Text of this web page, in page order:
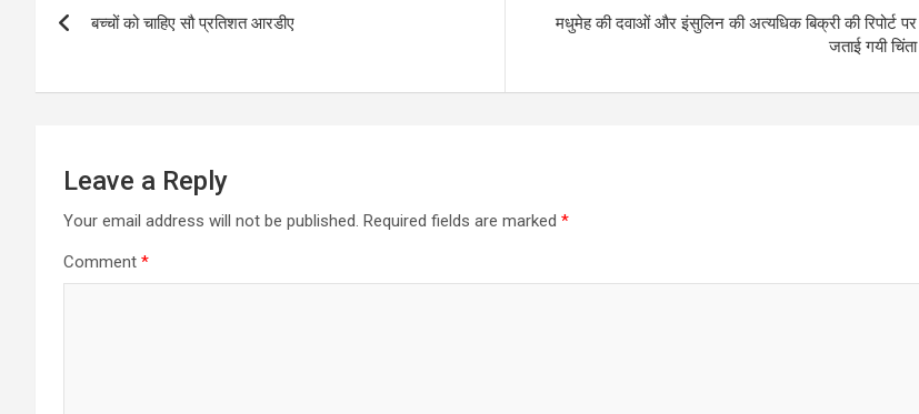
navigation
बच्चों को चाहिए सौ प्रतिशत आरडीए
मधुमेह की दवाओं और इंसुलिन की अत्यधिक बिक्री की रिपोर्ट पर
जताई गयी चिंता
Leave a Reply
Your email address will not be published. Required fields are marked *
Comment *